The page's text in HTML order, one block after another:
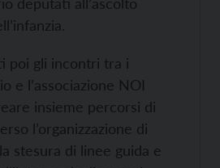
poi gli incontri tra i
e l’associazione NOI
insieme percorsi di
l’organizzazione di
stesura di linee guida e